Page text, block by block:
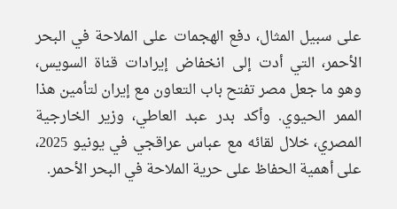
على سبيل المثال، دفع الهجمات على الملاحة في البحر
الأحمر، التي أدت إلى انخفاض إيرادات قناة السويس،
وهو ما جعل مصر تفتح باب التعاون مع إيران لتأمين هذا
الممر الحيوي. وأكد بدر عبد العاطي، وزير الخارجية
المصري، خلال لقائه مع عباس عراقجي في يونيو 2025،
على أهمية الحفاظ على حرية الملاحة في البحر الأحمر.